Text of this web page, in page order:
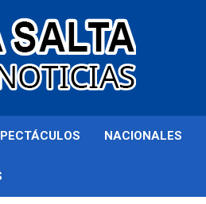
NACIONALES